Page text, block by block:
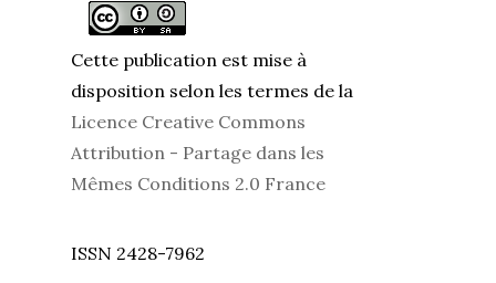
Cette publication est mise à
disposition selon les termes de la
Licence Creative Commons
Attribution - Partage dans les
Mêmes Conditions 2.0 France
ISSN 2428-7962